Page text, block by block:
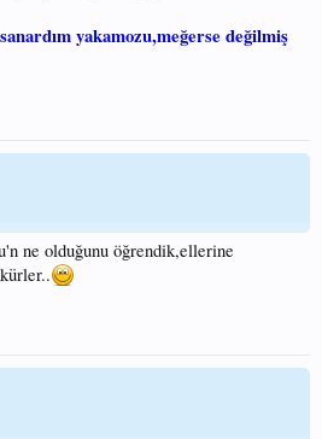
yakamozu,meğerse değilmiş
ne olduğunu öğrendik,ellerine